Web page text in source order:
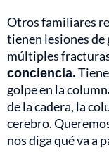
Otros familiares
tienen lesiones de
múltiples
conciencia.
golpe en la
de la cadera, la
cerebro.
nos diga qué va a